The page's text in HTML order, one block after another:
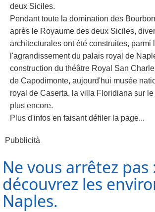
deux Siciles.
Pendant toute la domination des
après le Royaume des deux Siciles,
architecturales ont été construites, parmi
l'agrandissement du palais royal de
construction du théâtre Royal San
de Capodimonte, aujourd'hui musée
royal de Caserta, la villa Floridiana sur
plus encore.
Plus d'infos en faisant défiler la page...
Pubblicità
Ne vous arrêtez pas
découvrez les
Naples.